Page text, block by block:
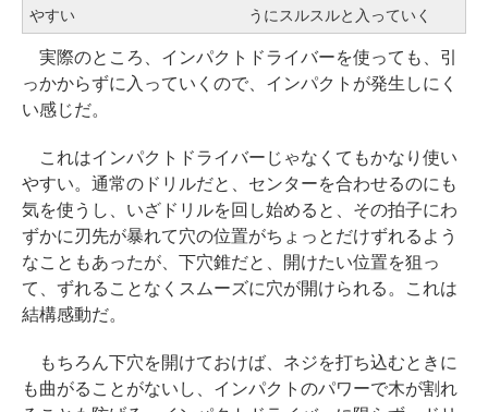
やすい
うにスルスルと入っていく
実際のところ、インパクトドライバーを使っても、引
っかからずに入っていくので、インパクトが発生しにく
い感じだ。
これはインパクトドライバーじゃなくてもかなり使い
やすい。通常のドリルだと、センターを合わせるのにも
気を使うし、いざドリルを回し始めると、その拍子にわ
ずかに刃先が暴れて穴の位置がちょっとだけずれるよう
なこともあったが、下穴錐だと、開けたい位置を狙っ
て、ずれることなくスムーズに穴が開けられる。これは
結構感動だ。
もちろん下穴を開けておけば、ネジを打ち込むときに
も曲がることがないし、インパクトのパワーで木が割れ